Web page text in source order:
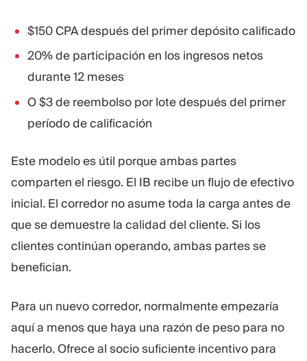
$150 CPA después del primer depósito calificado
20% de participación en los ingresos netos
durante 12 meses
O $3 de reembolso por lote después del primer
período de calificación
Este modelo es útil porque ambas partes
comparten el riesgo. El IB recibe un flujo de efectivo
inicial. El corredor no asume toda la carga antes de
que se demuestre la calidad del cliente. Si los
clientes continúan operando, ambas partes se
benefician.
Para un nuevo corredor, normalmente empezaría
aquí a menos que haya una razón de peso para no
hacerlo. Ofrece al socio suficiente incentivo para